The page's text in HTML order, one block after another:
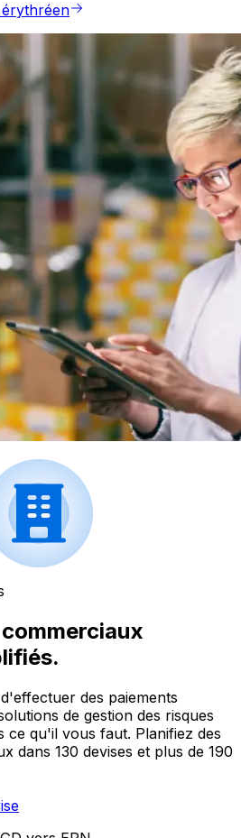
des paiements
de gestion des risques
ce qu'il vous faut. Planifiez des
dans 130 devises et plus de 190